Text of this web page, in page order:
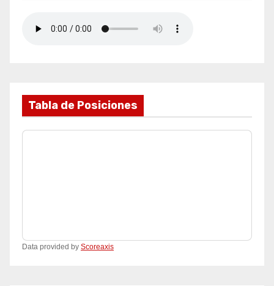
Tabla de Posiciones
Data provided by Scoreaxis